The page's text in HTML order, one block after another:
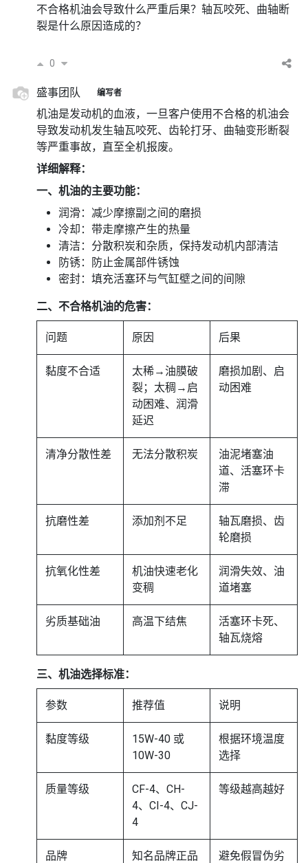
不合格机油会导致什么严重后果？轴瓦咬死、曲轴断
裂是什么原因造成的？
0
盛事团队 编写者
机油是发动机的血液，一旦客户使用不合格的机油会
导致发动机发生轴瓦咬死、齿轮打牙、曲轴变形断裂
等严重事故，直至全机报废。
详细解释：
一、机油的主要功能：
润滑：减少摩擦副之间的磨损
冷却：带走摩擦产生的热量
清洁：分散积炭和杂质，保持发动机内部清洁
防锈：防止金属部件锈蚀
密封：填充活塞环与气缸壁之间的间隙
二、不合格机油的危害：
问题 原因 后果
黏度不合适
太稀→油膜破
裂；太稠→启
动困难、润滑
延迟
磨损加剧、启
动困难
清净分散性差 无法分散积炭
油泥堵塞油
道、活塞环卡
滞
抗磨性差 添加剂不足
轴瓦磨损、齿
轮磨损
抗氧化性差
机油快速老化
变稠
润滑失效、油
道堵塞
劣质基础油 高温下结焦
活塞环卡死、
轴瓦烧熔
三、机油选择标准：
参数 推荐值 说明
黏度等级
15W-40 或
10W-30
根据环境温度
选择
质量等级
CF-4、CH-
4、CI-4、CJ-
4
等级越高越好
品牌 知名品牌正品 避免假冒伪劣